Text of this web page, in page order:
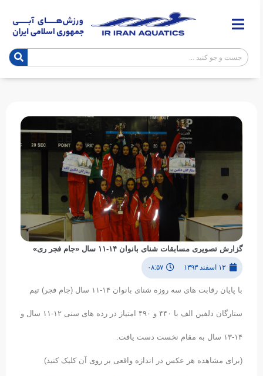
گزارش تصویری مسابقات شنای بانوان ۱۴-۱۱ سال «جام فجر ری»
۱۳ اسفند ۱۳۹۳ ۰۸:۵۷
با پایان رقابت های سه روزه شنای بانوان ۱۴-۱۱ سال (جام فجر) تیم
ستارگان دلفین الف با ۴۴۰ و ۴۹۰ امتیاز در رده های سنی ۱۲-۱۱ سال و
۱۴-۱۳ سال به مقام نخست دست یافت.
(برای مشاهده هر عکس در اندازه واقعی بر روی آن کلیک کنید)